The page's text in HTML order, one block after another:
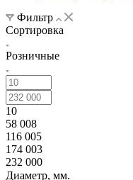
Фильтр
Сортировка
Розничные
10
58 008
116 005
174 003
232 000
Диаметр, мм.